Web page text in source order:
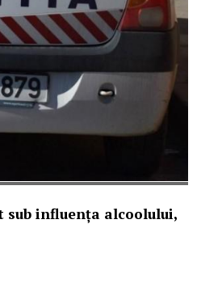
sub influenţa alcoolului,